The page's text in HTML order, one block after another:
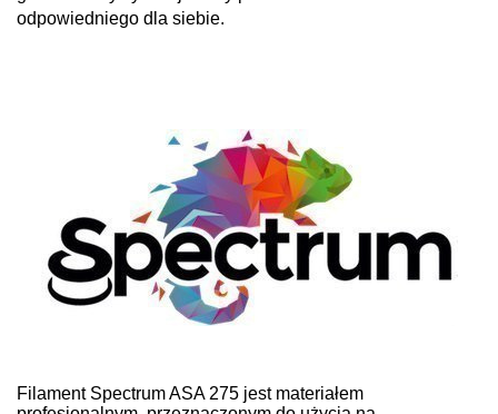
odpowiedniego dla siebie.
Filament Spectrum ASA 275 jest materiałem